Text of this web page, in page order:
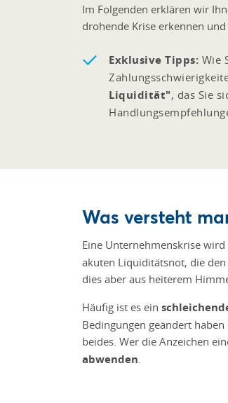
Im Folgenden erklären wir
drohende Krise erkennen
Exklusive Tipps: Wie
Liquidität", das Sie
Was versteht
Eine Unternehmenskrise
akuten Liquiditätsnot, die
dies aber aus heiterem
Häufig ist es ein
Bedingungen geändert
beides. Wer die Anzeichen
abwenden.